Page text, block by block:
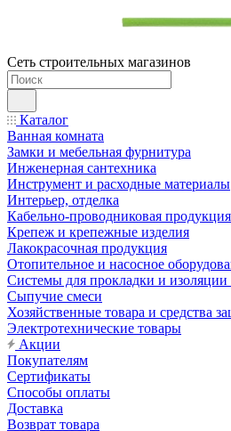
Сеть строительных магазинов
Каталог
Ванная комната
Замки и мебельная фурнитура
Инженерная сантехника
Инструмент и расходные материалы
Интерьер, отделка
Кабельно-проводниковая продукция
Крепеж и крепежные изделия
Лакокрасочная продукция
Отопительное и насосное
Системы для прокладки и изоляции
Сыпучие смеси
Хозяйственные товара и средства
Электротехнические товары
Акции
Покупателям
Сертификаты
Способы оплаты
Доставка
Возврат товара